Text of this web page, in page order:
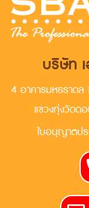
บริษัท
4 อาคารมหธราด
แขวงทุ่งวัดด
ใบอนุญาตป